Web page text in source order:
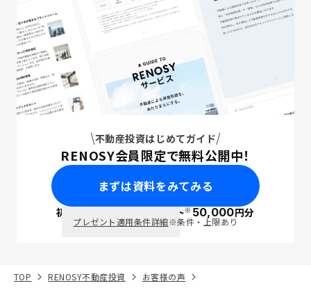
不動産投資はじめてガイド
RENOSY会員限定で無料公開中！
まずは資料をみてみる
初回面談で ポイント※50,000円分
プレゼント適用条件詳細※条件・上限あり
TOP RENOSY不動産投資
お客様の声